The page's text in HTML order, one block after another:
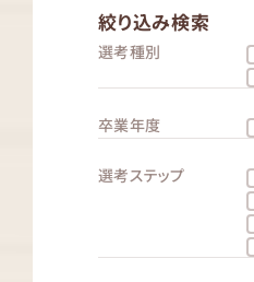
絞り込み検索
選考種別
卒業年度
選考ステップ